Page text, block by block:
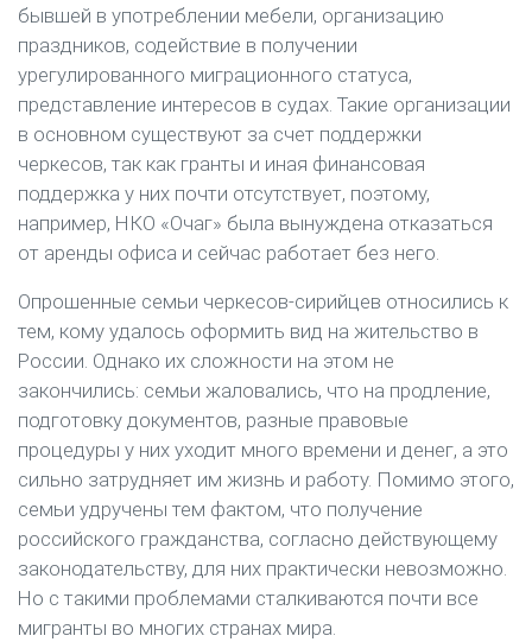
бывшей в употреблении мебели, организацию
праздников, содействие в получении
урегулированного миграционного статуса,
представление интересов в судах. Такие организации
в основном существуют за счет поддержки
черкесов, так как гранты и иная финансовая
поддержка у них почти отсутствует, поэтому,
например, НКО «Очаг» была вынуждена отказаться
от аренды офиса и сейчас работает без него.
Опрошенные семьи черкесов-сирийцев относились к
тем, кому удалось оформить вид на жительство в
России. Однако их сложности на этом не
закончились: семьи жаловались, что на продление,
подготовку документов, разные правовые
процедуры у них уходит много времени и денег, а это
сильно затрудняет им жизнь и работу. Помимо этого,
семьи удручены тем фактом, что получение
российского гражданства, согласно действующему
законодательству, для них практически невозможно.
Но с такими проблемами сталкиваются почти все
мигранты во многих странах мира.